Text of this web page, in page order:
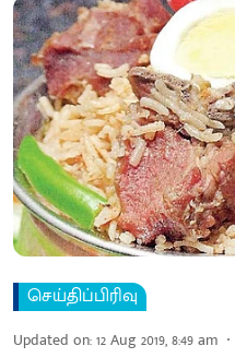
செய்திப்பிரிவு
Updated on:12 Aug 2019, 8:49 am